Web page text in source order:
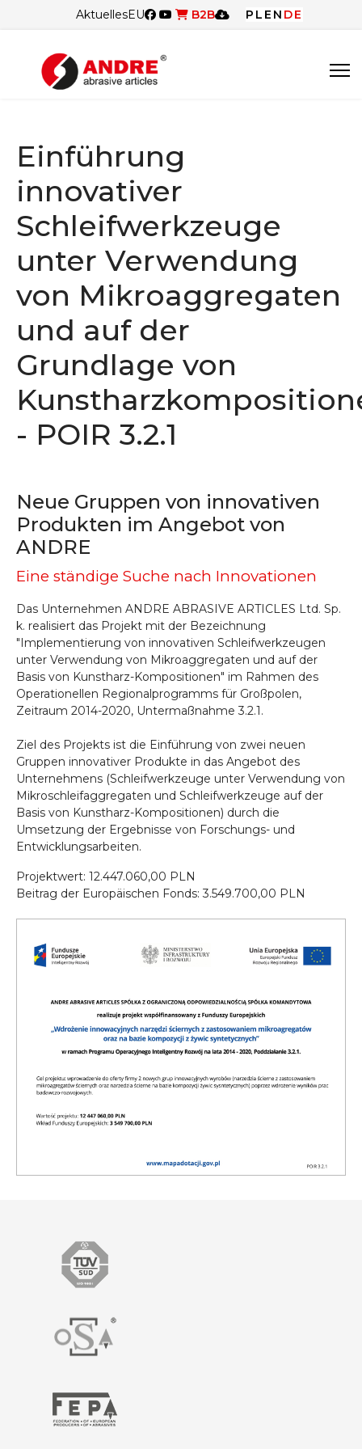
AktuellesEU B2B PL EN DE
Einführung
innovativer
Schleifwerkzeuge
unter Verwendung
von Mikroaggregaten
und auf der
Grundlage von
- POIR 3.2.1
Neue Gruppen von innovativen
Produkten im Angebot von
ANDRE
Eine ständige Suche nach Innovationen
Das Unternehmen ANDRE ABRASIVE ARTICLES Ltd. Sp.
k. realisiert das Projekt mit der Bezeichnung
"Implementierung von innovativen Schleifwerkzeugen
unter Verwendung von Mikroaggregaten und auf der
Basis von Kunstharz-Kompositionen" im Rahmen des
Operationellen Regionalprogramms für Großpolen,
Zeitraum 2014-2020, Untermaßnahme 3.2.1.
Ziel des Projekts ist die Einführung von zwei neuen
Gruppen innovativer Produkte in das Angebot des
Unternehmens (Schleifwerkzeuge unter Verwendung von
Mikroschleifaggregaten und Schleifwerkzeuge auf der
Basis von Kunstharz-Kompositionen) durch die
Umsetzung der Ergebnisse von Forschungs- und
Entwicklungsarbeiten.
Projektwert: 12.447.060,00 PLN
Beitrag der Europäischen Fonds: 3.549.700,00 PLN